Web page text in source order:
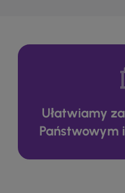
Ułatwiamy
Państwowym